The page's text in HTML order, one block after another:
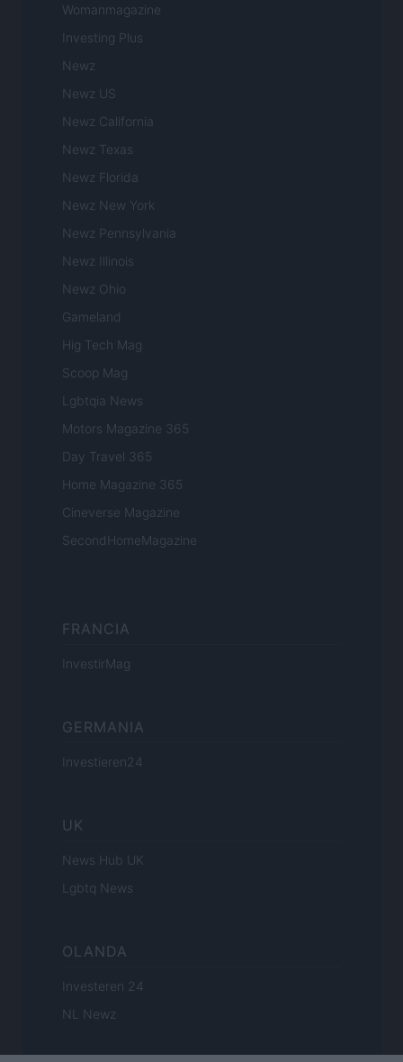
Womanmagazine
Investing Plus
Newz
Newz US
Newz California
Newz Texas
Newz Florida
Newz New York
Newz Pennsylvania
Newz Illinois
Newz Ohio
Gameland
Hig Tech Mag
Scoop Mag
Lgbtqia News
Motors Magazine 365
Day Travel 365
Home Magazine 365
Cineverse Magazine
SecondHomeMagazine
FRANCIA
InvestirMag
GERMANIA
Investieren24
UK
News Hub UK
Lgbtq News
OLANDA
Investeren 24
NL Newz